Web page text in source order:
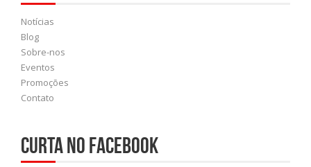
Notícias
Blog
Sobre-nos
Eventos
Promoções
Contato
Curta no Facebook